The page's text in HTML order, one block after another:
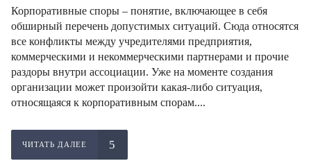
Корпоративные споры – понятие, включающее в себя
обширный перечень допустимых ситуаций. Сюда относятся
все конфликты между учредителями предприятия,
коммерческими и некоммерческими партнерами и прочие
раздоры внутри ассоциации. Уже на моменте создания
организации может произойти какая-либо ситуация,
относящаяся к корпоративным спорам....
ЧИТАТЬ ДАЛЕЕ